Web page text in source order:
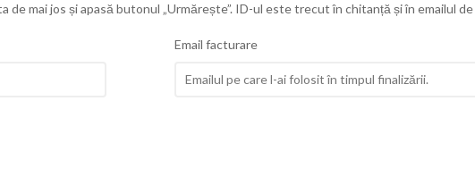
mai jos și apasă butonul „Urmărește”. ID-ul este trecut în chitanță și în emailul
Email facturare